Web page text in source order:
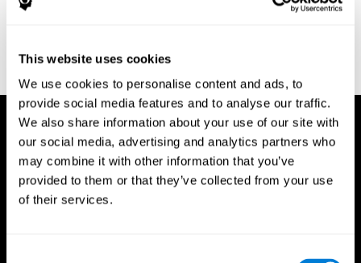
This website uses cookies
We use cookies to personalise content and ads, to
provide social media features and to analyse our traffic.
We also share information about your use of our site with
our social media, advertising and analytics partners who
may combine it with other information that you’ve
provided to them or that they’ve collected from your use
of their services.
of attention. CognitivePsychology , 12 (1), 97-136.